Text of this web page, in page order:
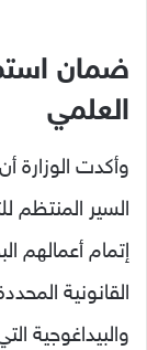
ضمان
العلمي
وأكدت الوزارة
السير المنتظم
إتمام أعمالهم
القانونية
والبيداغوجية